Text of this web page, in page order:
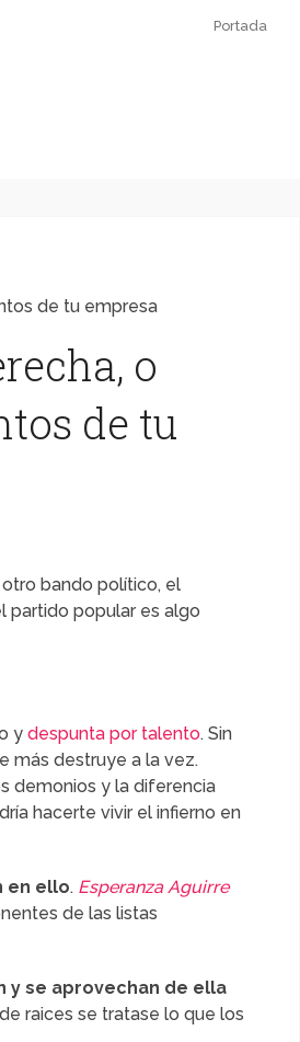
Portada
de tu empresa
o
de tu
bando político, el
partido popular es algo
y despunta por talento. Sin
más destruye a la vez.
demonios y la diferencia
hacerte vivir el infierno en
en ello. Esperanza Aguirre
de las listas
y se aprovechan de ella
raices se tratase lo que los